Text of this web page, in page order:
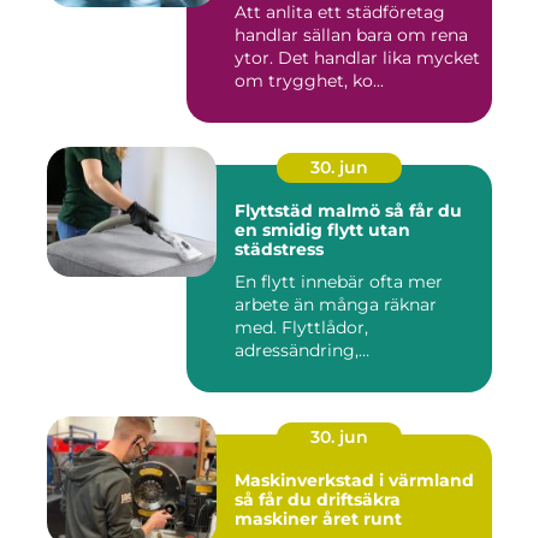
Att anlita ett städföretag
handlar sällan bara om rena
ytor. Det handlar lika mycket
om trygghet, ko...
30. jun
Flyttstäd malmö så får du
en smidig flytt utan
städstress
En flytt innebär ofta mer
arbete än många räknar
med. Flyttlådor,
adressändring,
30. jun
Maskinverkstad i värmland
så får du driftsäkra
maskiner året runt